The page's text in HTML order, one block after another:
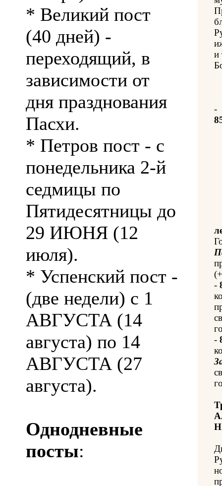
* Великий пост
(40 дней) -
переходящий, в
зависимости от
дня празднования
Пасхи.
* Петров пост - с
понедельника 2-й
седмицы по
Пятидесятницы до
29 ИЮНЯ (12
июля).
* Успенский пост -
(две недели) с 1
АВГУСТА (14
августа) по 14
АВГУСТА (27
августа).
Однодневные
посты:
и
-
-
-